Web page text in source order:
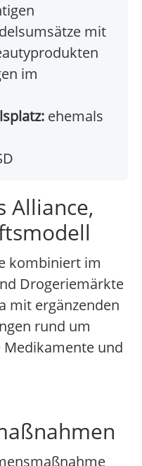
mit
im
ehemals
Alliance,
kombiniert im
Drogeriemärkte
mit ergänzenden
rund um
und